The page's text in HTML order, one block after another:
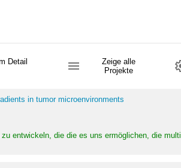
Detail
Zeige alle
Projekte
in tumor microenvironments
entwickeln, die die es uns ermöglichen, die